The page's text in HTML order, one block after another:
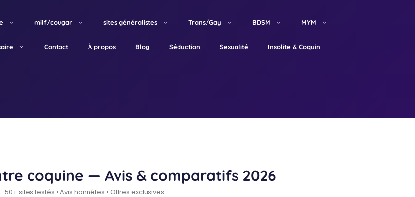
milf/cougar sites généralistes Trans/Gay BDSM MYM
Contact À propos Blog Séduction Sexualité Insolite & Coquin
coquine — Avis & comparatifs 2026
50+ sites testés • Avis honnêtes • Offres exclusives